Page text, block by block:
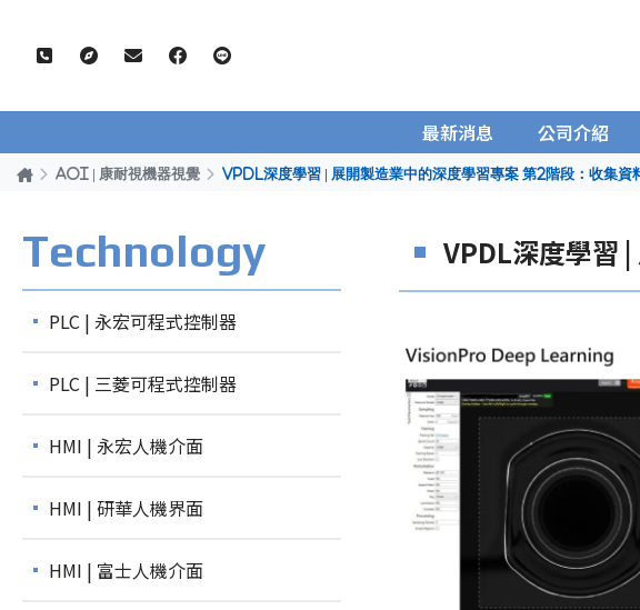
最新消息 公司介紹
AOI | 康耐視機器視覺 VPDL深度學習 | 展開製造業中的深度學習專案 第2階段：收集資
Technology
PLC | 永宏可程式控制器
PLC | 三菱可程式控制器
HMI | 永宏人機介面
HMI | 研華人機界面
HMI | 富士人機介面
VPDL深度學習